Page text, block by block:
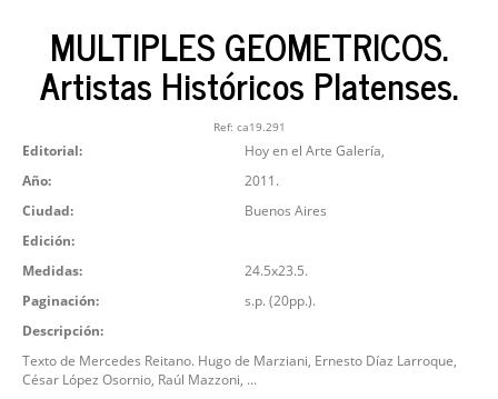
MULTIPLES GEOMETRICOS.
Artistas Históricos Platenses.
Ref: ca19.291
Editorial:
Hoy en el Arte Galería,
Año:
2011.
Ciudad:
Buenos Aires
Edición:
Medidas:
24.5x23.5.
Paginación:
s.p. (20pp.).
Descripción:
Texto de Mercedes Reitano. Hugo de Marziani, Ernesto Díaz Larroque,
César López Osornio, Raúl Mazzoni, ...